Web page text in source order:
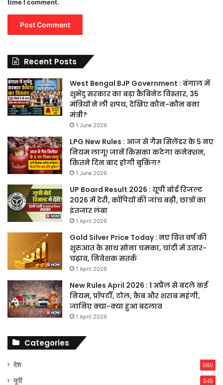
time I comment.
Recent Posts
West Bengal BJP Government : बंगाल में
शुभेंदु सरकार का बड़ा कैबिनेट विस्तार, 35
मंत्रियों ने ली शपथ, देखिए कौन-कौन बना
मंत्री?
1 June 2026
LPG New Rules : आज से गैस सिलेंडर के 5 नए
नियम लागू! जानें किसका कटेगा कनेक्शन,
कितने दिन बाद होगी बुकिंग?
1 June 2026
UP Board Result 2026 : यूपी बोर्ड रिजल्ट
2026 में देरी, कॉपियों की जांच बढ़ी, छात्रों का
इंतजार लंबा
1 April 2026
Gold Silver Price Today : नए वित्त वर्ष की
शुरुआत के साथ सोना चमका, चांदी में उतार-
चढ़ाव, निवेशक सतर्क
1 April 2026
New Rules April 2026 : 1 अप्रैल से बदले कई
नियम, प्रॉपर्टी, टोल, कैब और शराब महंगी,
जानिए क्या-क्या हुआ बदलाव
1 April 2026
Categories
देश 660
यूपी 345